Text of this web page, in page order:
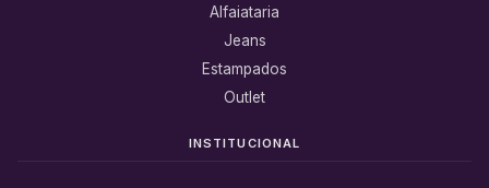
Alfaiataria
Jeans
Estampados
Outlet
INSTITUCIONAL